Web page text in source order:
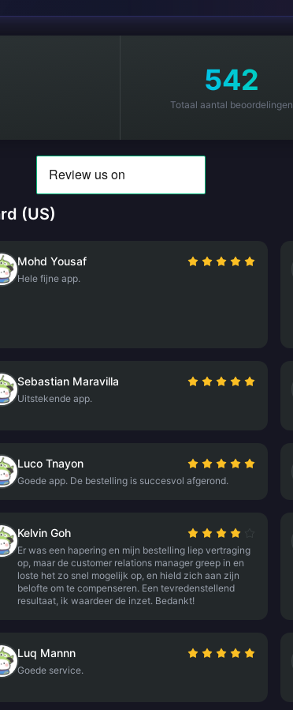
542
Totaal aantal beoordelingen
(US)
Mohd Yousaf
Hele fijne app.
Sebastian Maravilla
Uitstekende app.
Luco Tnayon
Goede app. De bestelling is succesvol afgerond.
Kelvin Goh
Er was een hapering en mijn bestelling liep vertraging
op, maar de customer relations manager greep in en
loste het zo snel mogelijk op, en hield zich aan zijn
belofte om te compenseren. Een tevredenstellend
resultaat, ik waardeer de inzet. Bedankt!
Luq Mannn
Goede service.